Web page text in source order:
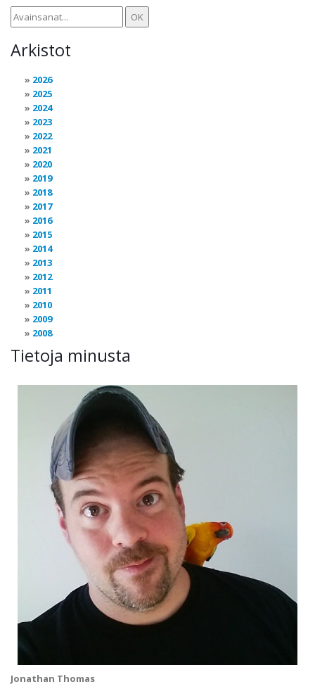
Arkistot
2026
2025
2024
2023
2022
2021
2020
2019
2018
2017
2016
2015
2014
2013
2012
2011
2010
2009
2008
Tietoja minusta
Jonathan Thomas